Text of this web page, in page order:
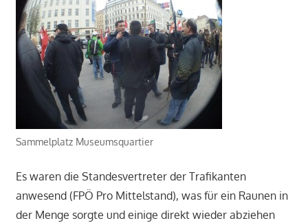
Sammelplatz Museumsquartier
Es waren die Standesvertreter der Trafikanten
anwesend (FPÖ Pro Mittelstand), was für ein Raunen in
der Menge sorgte und einige direkt wieder abziehen